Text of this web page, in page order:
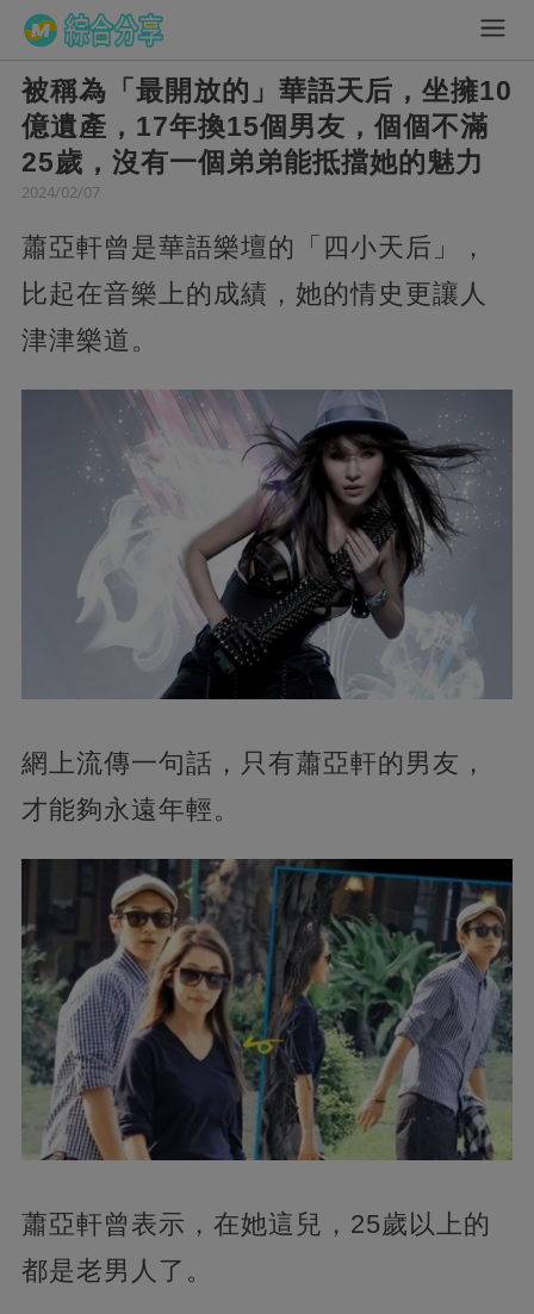
被稱為「最開放的」華語天后，坐擁10
億遺產，17年換15個男友，個個不滿
25歲，沒有一個弟弟能抵擋她的魅力
2024/02/07
蕭亞軒曾是華語樂壇的「四小天后」，
比起在音樂上的成績，她的情史更讓人
津津樂道。
網上流傳一句話，只有蕭亞軒的男友，
才能夠永遠年輕。
蕭亞軒曾表示，在她這兒，25歲以上的
都是老男人了。